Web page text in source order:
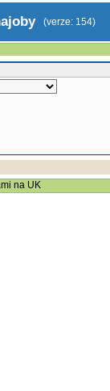
(verze: 154)
na UK